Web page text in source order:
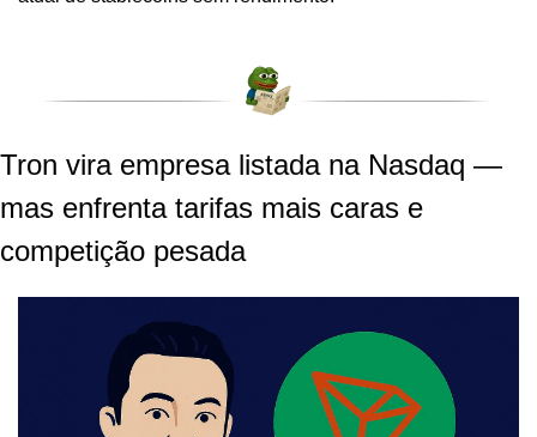
Tron vira empresa listada na Nasdaq —
mas enfrenta tarifas mais caras e
competição pesada